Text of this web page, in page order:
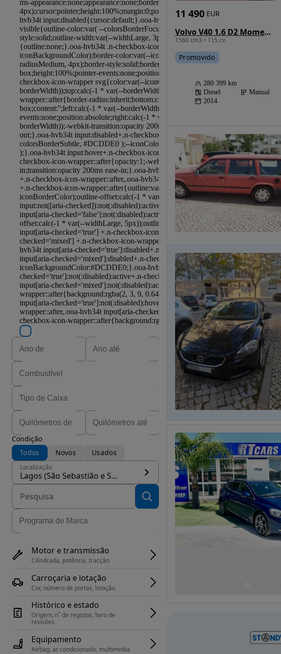
Condição
Todos
Novos Usados
Localização
Lagos (São Sebastião e Santa Maria)
Motor e transmissão
Cilindrada, potência, tracção
Carroçaria e lotação
Cor, número de portas, lotação
Histórico e estado
Origem, n˚ de registos, livro de
revisões
Equipamento
Airbag, ar condicionado, multimedia
Volvo V40 1.6 D2 Momentum
1560 cm3 • 115 cv
11 490 EUR
Promovido
280 399 km
Diesel
Manual
2014